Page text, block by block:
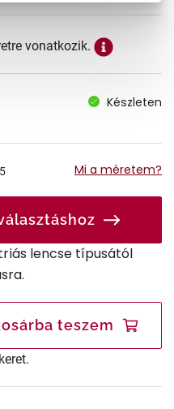
vonatkozik.
Készleten
Mi a méretem?
lencse típusától
teszem